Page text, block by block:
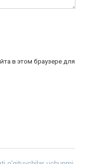
в этом браузере для